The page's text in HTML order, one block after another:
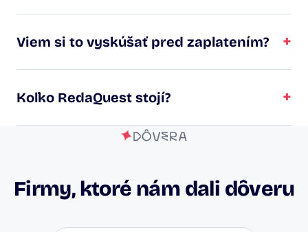
Viem si to vyskúšať pred zaplatením? +
Koľko RedaQuest stojí? +
DÔVERA
Firmy, ktoré nám dali dôveru